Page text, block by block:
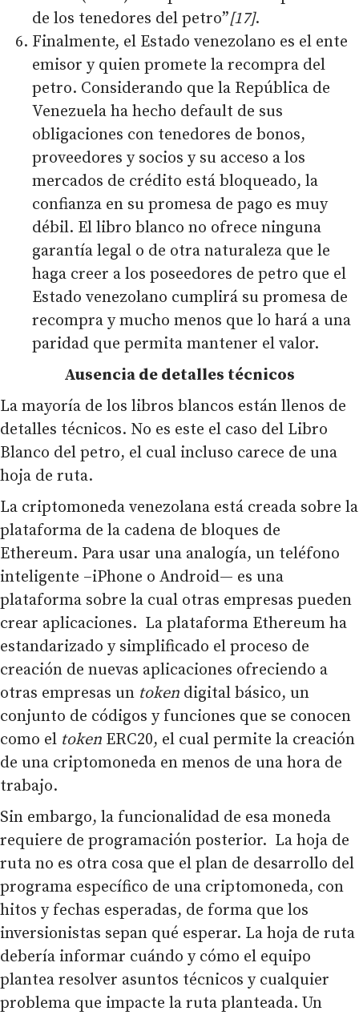
de los tenedores del petro”[17].
Finalmente, el Estado venezolano es el ente
emisor y quien promete la recompra del
petro. Considerando que la República de
Venezuela ha hecho default de sus
obligaciones con tenedores de bonos,
proveedores y socios y su acceso a los
mercados de crédito está bloqueado, la
confianza en su promesa de pago es muy
débil. El libro blanco no ofrece ninguna
garantía legal o de otra naturaleza que le
haga creer a los poseedores de petro que el
Estado venezolano cumplirá su promesa de
recompra y mucho menos que lo hará a una
paridad que permita mantener el valor.
Ausencia de detalles técnicos
La mayoría de los libros blancos están llenos de
detalles técnicos. No es este el caso del Libro
Blanco del petro, el cual incluso carece de una
hoja de ruta.
La criptomoneda venezolana está creada sobre la
plataforma de la cadena de bloques de
Ethereum. Para usar una analogía, un teléfono
inteligente –iPhone o Android— es una
plataforma sobre la cual otras empresas pueden
crear aplicaciones. La plataforma Ethereum ha
estandarizado y simplificado el proceso de
creación de nuevas aplicaciones ofreciendo a
otras empresas un token digital básico, un
conjunto de códigos y funciones que se conocen
como el token ERC20, el cual permite la creación
de una criptomoneda en menos de una hora de
trabajo.
Sin embargo, la funcionalidad de esa moneda
requiere de programación posterior. La hoja de
ruta no es otra cosa que el plan de desarrollo del
programa específico de una criptomoneda, con
hitos y fechas esperadas, de forma que los
inversionistas sepan qué esperar. La hoja de ruta
debería informar cuándo y cómo el equipo
plantea resolver asuntos técnicos y cualquier
problema que impacte la ruta planteada. Un